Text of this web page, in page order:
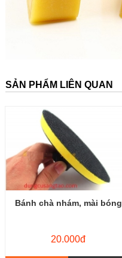
SẢN PHẨM LIÊN QUAN
Bánh chà nhám, mài bóng
20.000đ